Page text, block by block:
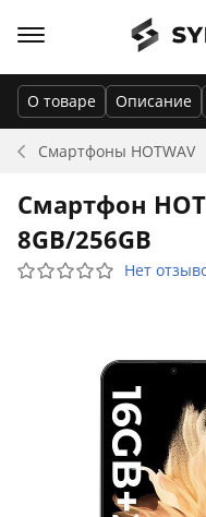
Смартфоны HOTWAV
О товаре Описание
Смартфон
8GB/256GB
Нет